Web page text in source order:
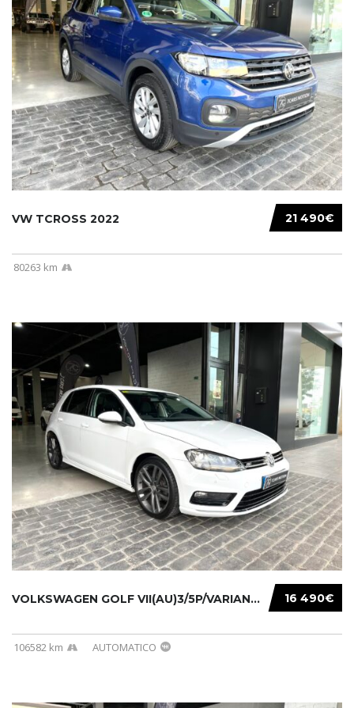
21 490€
VW TCROSS 2022
80263 km
16 490€
VOLKSWAGEN GOLF VII(AU)3/5P/VARIANT(12-16 20...
106582 km AUTOMATICO